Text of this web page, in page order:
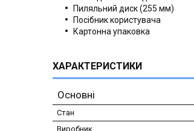
Пиляльний диск (255 мм)
Посібник користувача
Картонна упаковка
ХАРАКТЕРИСТИКИ
Основні
Стан
Виробник